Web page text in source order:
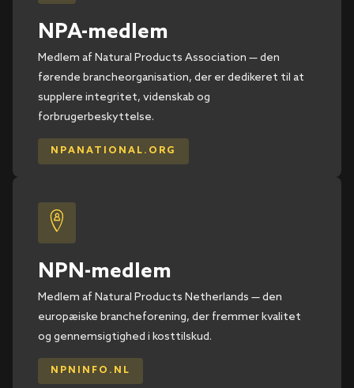
NPA-medlem
Medlem af Natural Products Association — den
førende brancheorganisation, der er dedikeret til at
supplere integritet, videnskab og
forbrugerbeskyttelse.
NPANATIONAL.ORG
NPN-medlem
Medlem af Natural Products Netherlands — den
europæiske brancheforening, der fremmer kvalitet
og gennemsigtighed i kosttilskud.
NPNINFO.NL